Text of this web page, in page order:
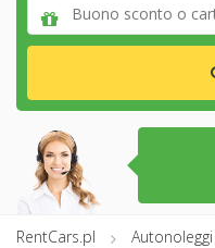
RentCars.pl Autonoleggi